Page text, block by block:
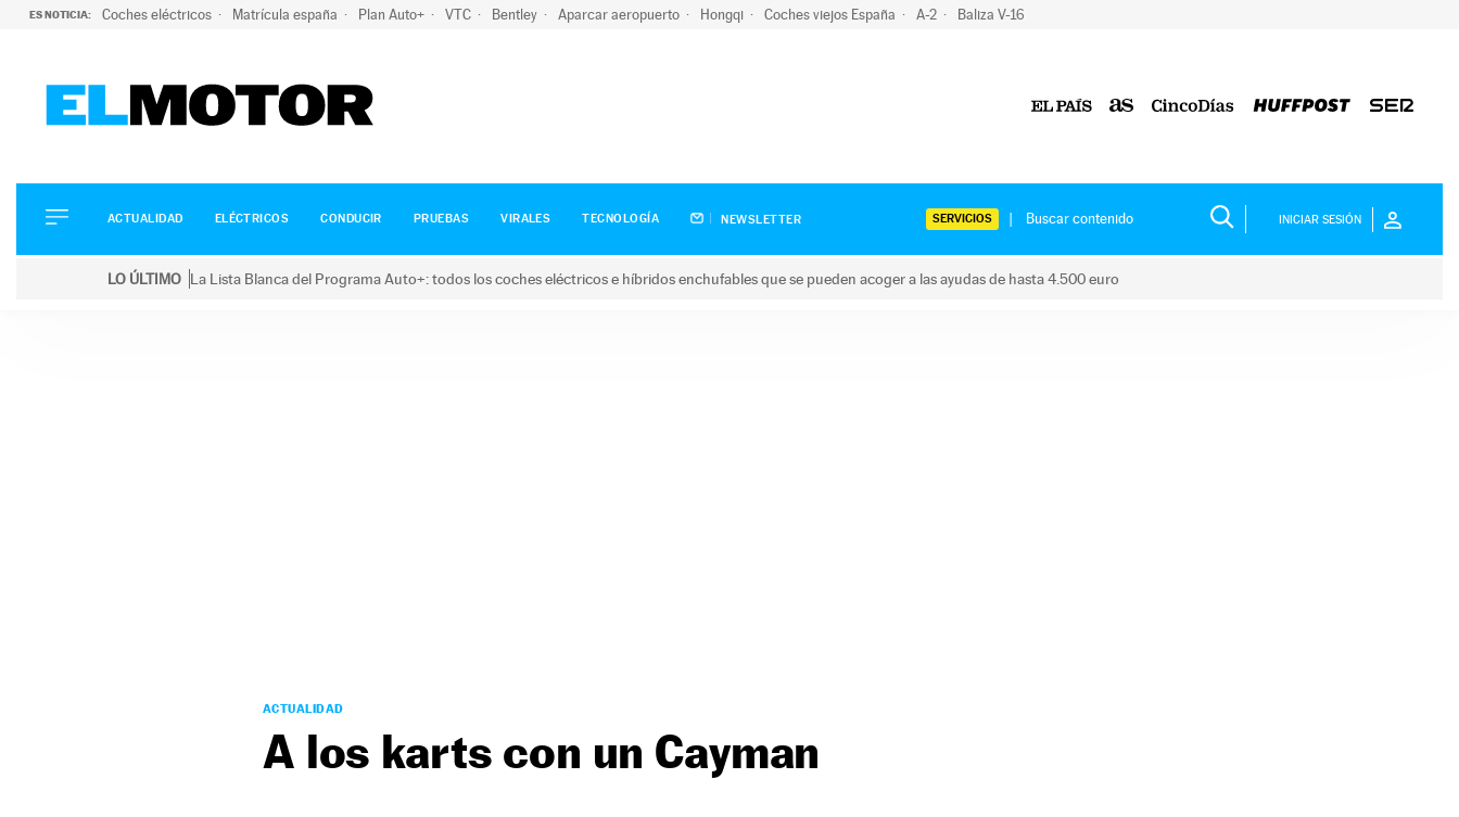
ES NOTICIA: Coches eléctricos Matrícula españa Plan Auto+ VTC Bentley Aparcar aeropuerto Hongqi Coches viejos España A-2 Baliza V-16
ELÉCTRICOS
CONDUCIR
ACTUALIDAD ELÉCTRICOS CONDUCIR PRUEBAS VIRALES TECNOLOGÍA NEWSLETTER SERVICIOS INICIAR SESIÓN
LO ÚLTIMO La Lista Blanca del Programa Auto+: todos los coches eléctricos e híbridos enchufables que se pueden acoger a las ayudas de hasta 4.500 euro
ACTUALIDAD
A los karts con un Cayman